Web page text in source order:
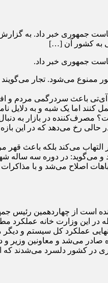
جمهوری خبر داد. به گزارش
به کشور آن […]
جمهوری خبر داد.
ممنوع می‌شود. تجار
آی‌تی باعث سردرگمی مردم و
کنند اما یک‌ شبه و به
مصرف‌کننده در بازار به
رخ می‌دهد که در این
التهاب می‌کند بلکه باعث
و می‌گوید: در دوره سه ساله
اصلاح می‌شد و با مذاکرات
است از چهاردهمین رئیس
چرا که ممکن است از نگاه تجار و بازرگانان ۹۵
عملکرد کل سیستم و
می‌شد و معاونین وزیر و
در کشور دلسرد می‌شدند که